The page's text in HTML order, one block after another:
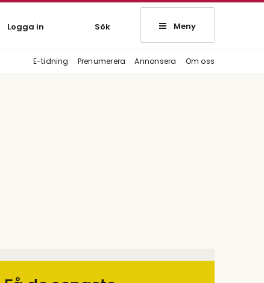
Logga in Sök Meny
E-tidning Prenumerera Annonsera Om oss